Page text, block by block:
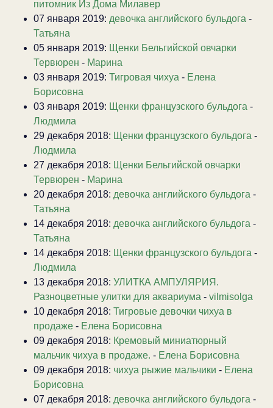
питомник Из Дома Милавер
07 января 2019: девочка английского бульдога -
Татьяна
05 января 2019: Щенки Бельгийской овчарки
Тервюрен - Марина
03 января 2019: Тигровая чихуа - Елена
Борисовна
03 января 2019: Щенки французского бульдога -
Людмила
29 декабря 2018: Щенки французского бульдога -
Людмила
27 декабря 2018: Щенки Бельгийской овчарки
Тервюрен - Марина
20 декабря 2018: девочка английского бульдога -
Татьяна
14 декабря 2018: девочка английского бульдога -
Татьяна
14 декабря 2018: Щенки французского бульдога -
Людмила
13 декабря 2018: УЛИТКА АМПУЛЯРИЯ.
Разноцветные улитки для аквариума - vilmisolga
10 декабря 2018: Тигровые девочки чихуа в
продаже - Елена Борисовна
09 декабря 2018: Кремовый миниатюрный
мальчик чихуа в продаже. - Елена Борисовна
09 декабря 2018: чихуа рыжие мальчики - Елена
Борисовна
07 декабря 2018: девочка английского бульдога -